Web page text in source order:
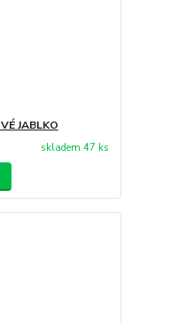
JABLKO
skladem 47 ks